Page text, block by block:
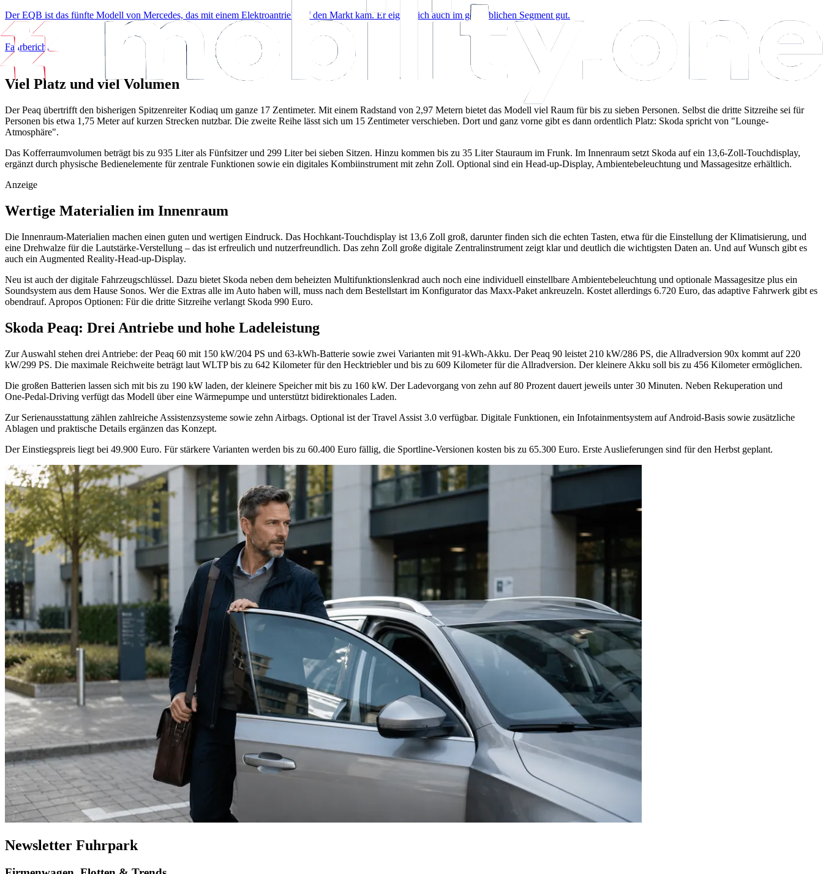
Der EQB ist das fünfte Modell von Mercedes, das mit einem Elektroantrieb auf den Markt kam. Er eignet sich auch im gewerblichen Segment gut.
Fahrbericht
Viel Platz und viel Volumen
Der Peaq übertrifft den bisherigen Spitzenreiter Kodiaq um ganze 17 Zentimeter. Mit einem Radstand von 2,97 Metern bietet das Modell viel Raum für bis zu sieben Personen. Selbst die dritte Sitzreihe sei für
Personen bis etwa 1,75 Meter auf kurzen Strecken nutzbar. Die zweite Reihe lässt sich um 15 Zentimeter verschieben. Dort und ganz vorne gibt es dann ordentlich Platz: Skoda spricht von "Lounge-
Atmosphäre".
Das Kofferraumvolumen beträgt bis zu 935 Liter als Fünfsitzer und 299 Liter bei sieben Sitzen. Hinzu kommen bis zu 35 Liter Stauraum im Frunk. Im Innenraum setzt Skoda auf ein 13,6‑Zoll‑Touchdisplay,
ergänzt durch physische Bedienelemente für zentrale Funktionen sowie ein digitales Kombiinstrument mit zehn Zoll. Optional sind ein Head‑up‑Display, Ambientebeleuchtung und Massagesitze erhältlich.
Anzeige
Wertige Materialien im Innenraum
Die Innenraum-Materialien machen einen guten und wertigen Eindruck. Das Hochkant-Touchdisplay ist 13,6 Zoll groß, darunter finden sich die echten Tasten, etwa für die Einstellung der Klimatisierung, und
eine Drehwalze für die Lautstärke-Verstellung – das ist erfreulich und nutzerfreundlich. Das zehn Zoll große digitale Zentralinstrument zeigt klar und deutlich die wichtigsten Daten an. Und auf Wunsch gibt es
auch ein Augmented Reality-Head-up-Display.
Neu ist auch der digitale Fahrzeugschlüssel. Dazu bietet Skoda neben dem beheizten Multifunktionslenkrad auch noch eine individuell einstellbare Ambientebeleuchtung und optionale Massagesitze plus ein
Soundsystem aus dem Hause Sonos. Wer die Extras alle im Auto haben will, muss nach dem Bestellstart im Konfigurator das Maxx-Paket ankreuzeln. Kostet allerdings 6.720 Euro, das adaptive Fahrwerk gibt es
obendrauf. Apropos Optionen: Für die dritte Sitzreihe verlangt Skoda 990 Euro.
Skoda Peaq: Drei Antriebe und hohe Ladeleistung
Zur Auswahl stehen drei Antriebe: der Peaq 60 mit 150 kW/204 PS und 63‑kWh‑Batterie sowie zwei Varianten mit 91‑kWh‑Akku. Der Peaq 90 leistet 210 kW/286 PS, die Allradversion 90x kommt auf 220
kW/299 PS. Die maximale Reichweite beträgt laut WLTP bis zu 642 Kilometer für den Hecktriebler und bis zu 609 Kilometer für die Allradversion. Der kleinere Akku soll bis zu 456 Kilometer ermöglichen.
Die großen Batterien lassen sich mit bis zu 190 kW laden, der kleinere Speicher mit bis zu 160 kW. Der Ladevorgang von zehn auf 80 Prozent dauert jeweils unter 30 Minuten. Neben Rekuperation und
One‑Pedal‑Driving verfügt das Modell über eine Wärmepumpe und unterstützt bidirektionales Laden.
Zur Serienausstattung zählen zahlreiche Assistenzsysteme sowie zehn Airbags. Optional ist der Travel Assist 3.0 verfügbar. Digitale Funktionen, ein Infotainmentsystem auf Android‑Basis sowie zusätzliche
Ablagen und praktische Details ergänzen das Konzept.
Der Einstiegspreis liegt bei 49.900 Euro. Für stärkere Varianten werden bis zu 60.400 Euro fällig, die Sportline‑Versionen kosten bis zu 65.300 Euro. Erste Auslieferungen sind für den Herbst geplant.
Newsletter Fuhrpark